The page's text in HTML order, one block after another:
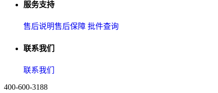
服务支持
售后说明售后保障 批件查询
联系我们
联系我们
400-600-3188